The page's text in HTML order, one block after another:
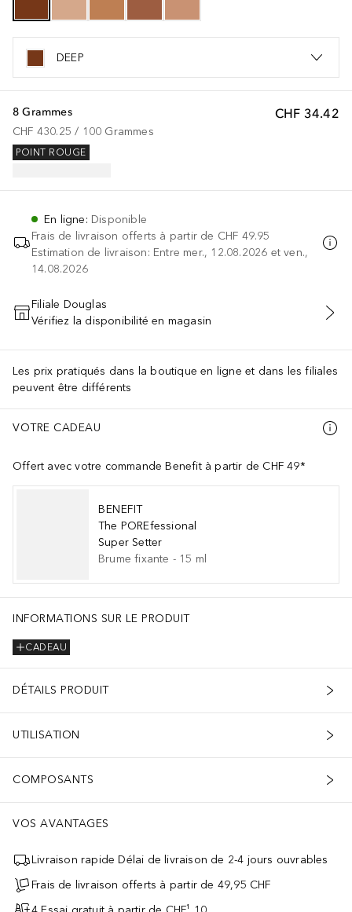
DEEP
CHF 34.42
8 Grammes
CHF 430.25 / 100 Grammes
POINT ROUGE
En ligne: Disponible
Frais de livraison offerts à partir de CHF 49.95
Estimation de livraison: Entre mer., 12.08.2026 et ven.,
14.08.2026
AJOUTER AU PANIER
Filiale Douglas
Vérifiez la disponibilité en magasin
Les prix pratiqués dans la boutique en ligne et dans les filiales
peuvent être différents
VOTRE CADEAU
Offert avec votre commande Benefit à partir de CHF 49*
BENEFIT
The POREfessional
Super Setter
Brume fixante - 15 ml
INFORMATIONS SUR LE PRODUIT
CADEAU
DÉTAILS PRODUIT
UTILISATION
COMPOSANTS
VOS AVANTAGES
Livraison rapide Délai de livraison de 2-4 jours ouvrables
Frais de livraison offerts à partir de 49,95 CHF